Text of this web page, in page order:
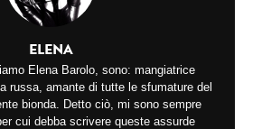
ELENA
Elena Barolo, sono: mangiatrice
russa, amante di tutte le sfumature del
bionda. Detto ciò, mi sono sempre
cui debba scrivere queste assurde